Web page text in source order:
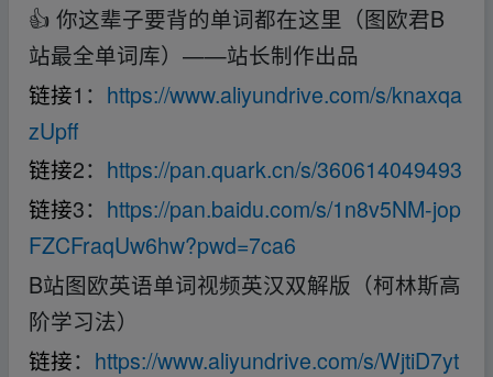
👍 你这辈子要背的单词都在这里（图欧君B
站最全单词库）——站长制作出品
链接1： https://www.aliyundrive.com/s/knaxqa
zUpff
链接2： https://pan.quark.cn/s/360614049493
链接3： https://pan.baidu.com/s/1n8v5NM-jop
FZCFraqUw6hw?pwd=7ca6
B站图欧英语单词视频英汉双解版（柯林斯高
阶学习法）
链接： https://www.aliyundrive.com/s/WjtiD7yt